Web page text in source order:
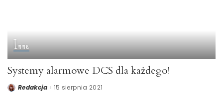
Inne
Systemy alarmowe DCS dla każdego!
PostedRedakcja 15 sierpnia 2021